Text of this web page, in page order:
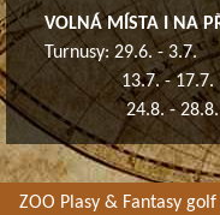
VOLNÁ MÍSTA I NA
Turnusy: 29.6. - 3.7.
13.7. - 17.7.
24.8. - 28.8.
ZOO Plasy & Fantasy golf